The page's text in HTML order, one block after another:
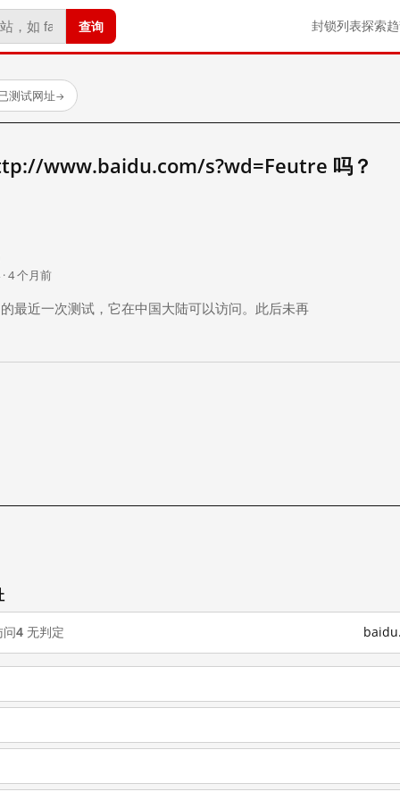
查询 封锁列表探索
测试网址→
www.baidu.com/s?wd=Feutre 吗？
4 个月前
最近一次测试，它在中国大陆可以访问。此后未再
问4 无判定